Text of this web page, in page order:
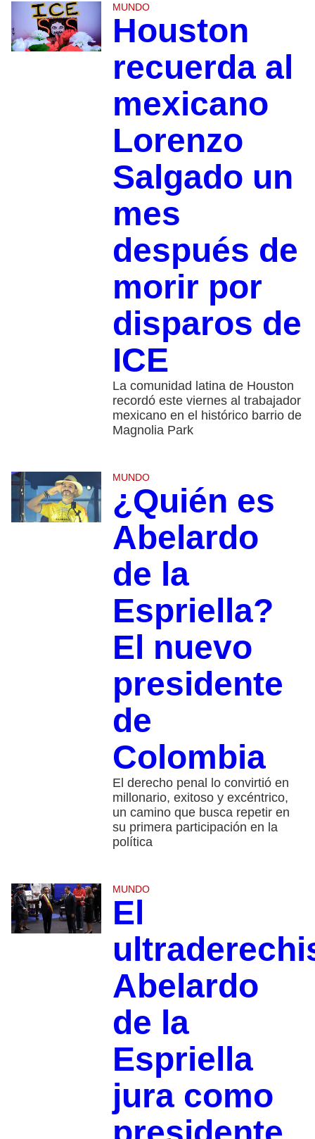
MUNDO
Houston
recuerda al
mexicano
Lorenzo
Salgado un
mes
después de
morir por
disparos de
ICE
La comunidad latina de Houston
recordó este viernes al trabajador
mexicano en el histórico barrio de
Magnolia Park
MUNDO
¿Quién es
Abelardo
de la
Espriella?
El nuevo
presidente
de
Colombia
El derecho penal lo convirtió en
millonario, exitoso y excéntrico,
un camino que busca repetir en
su primera participación en la
política
MUNDO
El
Abelardo
de la
Espriella
jura como